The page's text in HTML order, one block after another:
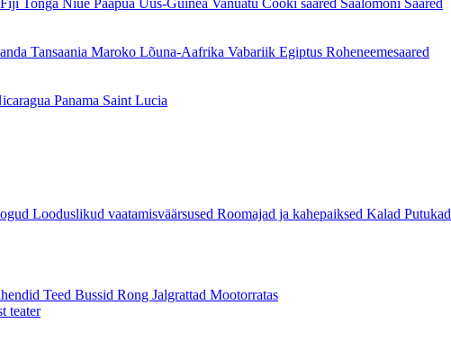
Fiji Tonga Niue Paapua Uus-Guinea Vanuatu Cooki saared Saalomoni Saared
Tansaania Maroko Lõuna-Aafrika Vabariik Egiptus Roheneemesaared
Panama Saint Lucia
Looduslikud vaatamisväärsused Roomajad ja kahepaiksed Kalad Putukad
Teed Bussid Rong Jalgrattad Mootorratas
teater